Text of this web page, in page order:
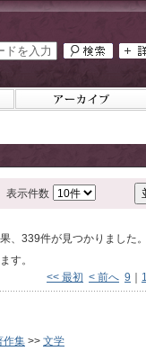
表示件数
、339件が見つかりました。
す。
<< 最初 < 前へ 9
作集 >> 文学